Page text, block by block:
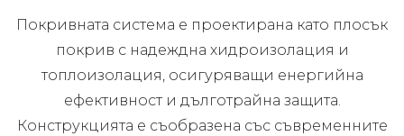
Покривната система е проектирана като плосък
покрив с надеждна хидроизолация и
топлоизолация, осигуряващи енергийна
ефективност и дълготрайна защита.
Конструкцията е съобразена със съвременните